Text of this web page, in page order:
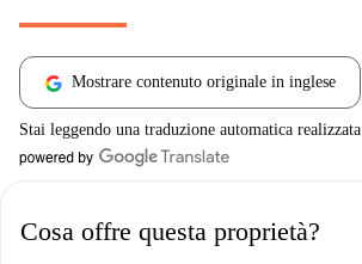
Mostrare contenuto originale in inglese
Stai leggendo una traduzione automatica realizzata
Cosa offre questa proprietà?